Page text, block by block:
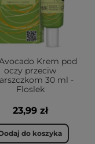
Krem pod
oczy przeciw
30 ml -
Floslek
23,99 zł
do koszyka